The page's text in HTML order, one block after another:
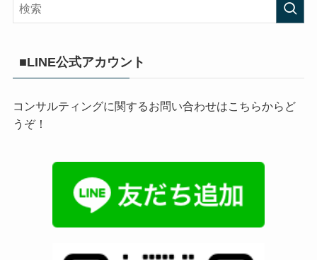
■LINE公式アカウント
コンサルティングに関するお問い合わせはこちらからど
うぞ！